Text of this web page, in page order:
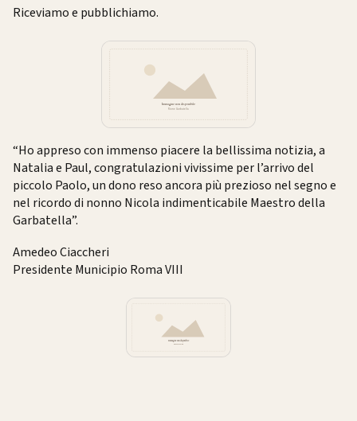
Riceviamo e pubblichiamo.
“Ho appreso con immenso piacere la bellissima notizia, a
Natalia e Paul, congratulazioni vivissime per l’arrivo del
piccolo Paolo, un dono reso ancora più prezioso nel segno e
nel ricordo di nonno Nicola indimenticabile Maestro della
Garbatella”.
Amedeo Ciaccheri
Presidente Municipio Roma VIII